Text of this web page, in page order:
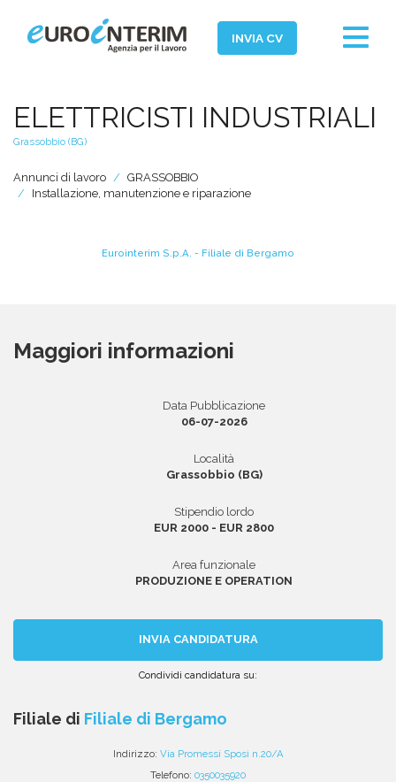
INVIA CV
Toggle
Chi Siamo
Persone
Domande e Risposte
INVIA CV
ELETTRICISTI INDUSTRIALI
Grassobbio (BG)
Annunci di lavoro
GRASSOBBIO
Installazione, manutenzione e riparazione
Eurointerim S.p.A. - Filiale di Bergamo
Maggiori informazioni
Data Pubblicazione
06-07-2026
Località
Grassobbio (BG)
Stipendio lordo
EUR 2000 - EUR 2800
Area funzionale
PRODUZIONE E OPERATION
INVIA CANDIDATURA
Condividi candidatura su:
email
Facebook
Twitter
Linkedin
WhatsApp
Filiale di Filiale di Bergamo
Indirizzo: Via Promessi Sposi n.20/A
Telefono: 0350035920